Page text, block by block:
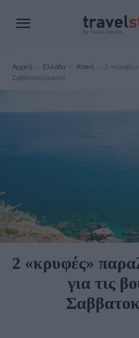
Αρχική Ελλάδα Αττική
2 «κρυφές»
Σαββατοκύριακου!
2 «κρυφές»
για τις